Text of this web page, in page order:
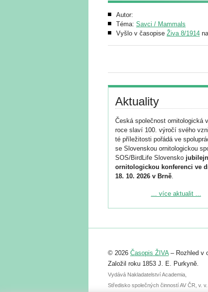
Autor:
Téma: Savci / Mammals
Vyšlo v časopise Živa 8/1914
Aktuality
Česká společnost ornitologická
roce slaví 100. výročí svého
té příležitosti pořádá ve
se Slovenskou ornitologickou
SOS/BirdLife Slovensko
ornitologickou konferenci ve
18. 10. 2026 v Brně.
Podrobnější informace ke
Registrovat se můžete do 6.
abstraktu přihlášené přednášky
posteru je už 30. června.
... více aktualit ...
© 2026 Časopis ŽIVA– Rozhled v
Založil roku 1853 J. E. Purkyně.
Vydává Nakladatelství Academia,
Středisko společných činností AV ČR, v.